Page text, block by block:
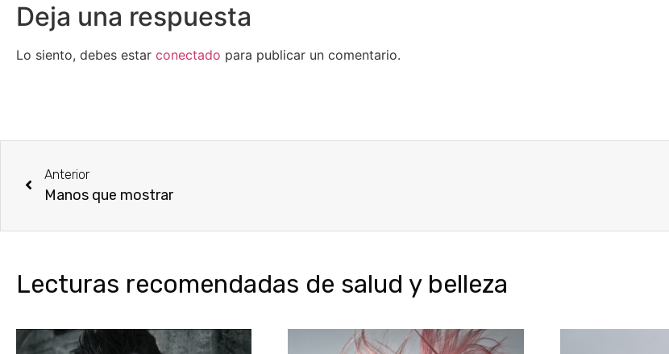
Deja una respuesta
Lo siento, debes estar conectado para publicar un comentario.
Anterior
Manos que mostrar
Lecturas recomendadas de salud y belleza